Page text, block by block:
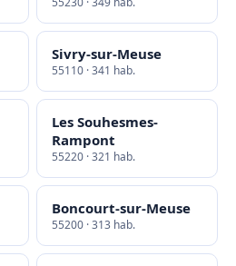
Sivry-sur-Meuse
55110 · 341 hab.
Les Souhesmes-
Rampont
55220 · 321 hab.
Boncourt-sur-Meuse
55200 · 313 hab.